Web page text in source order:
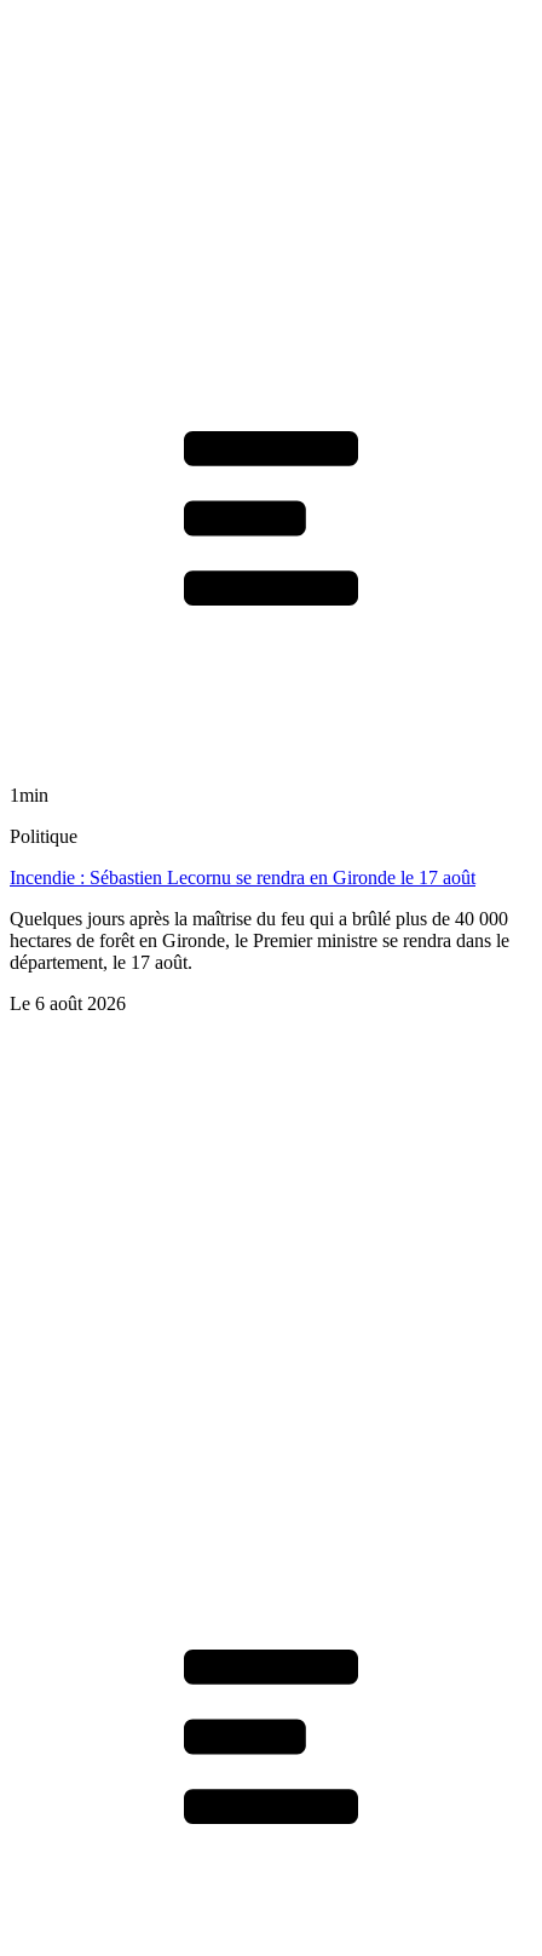
1min
Politique
Incendie : Sébastien Lecornu se rendra en Gironde le 17 août
Quelques jours après la maîtrise du feu qui a brûlé plus de 40 000
hectares de forêt en Gironde, le Premier ministre se rendra dans le
département, le 17 août.
Le 6 août 2026